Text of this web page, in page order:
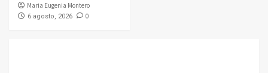
Maria Eugenia Montero
6 agosto, 2026 0